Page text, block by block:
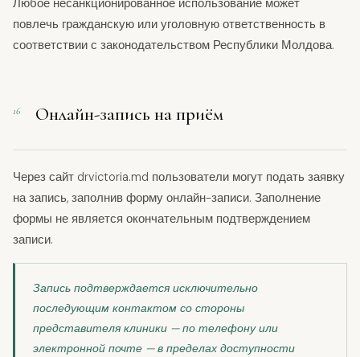
Любое несанкционированное использование может
повлечь гражданскую или уголовную ответственность в
соответствии с законодательством Республики Молдова.
16 Онлайн-запись на приём
Через сайт drvictoria.md пользователи могут подать заявку
на запись, заполнив форму онлайн-записи. Заполнение
формы не является окончательным подтверждением
записи.
Запись подтверждается исключительно
последующим контактом со стороны
представителя клиники — по телефону или
электронной почте — в пределах доступности